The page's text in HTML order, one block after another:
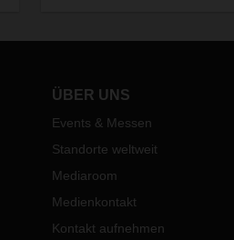
ÜBER UNS
Events & Messen
Standorte weltweit
Mediaroom
Medienkontakt
Kontakt aufnehmen